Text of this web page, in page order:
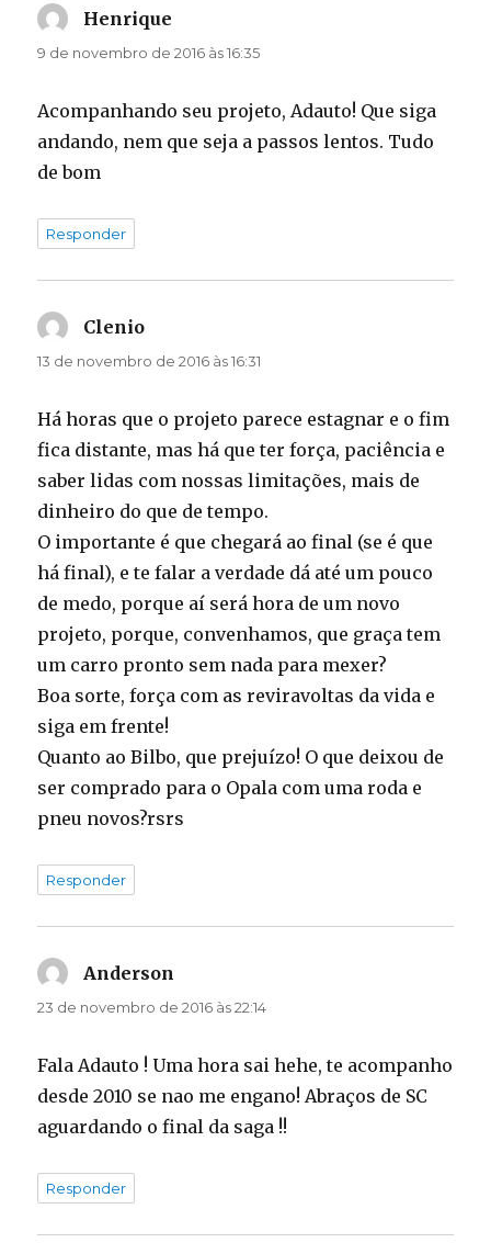
Henrique
9 de novembro de 2016 às 16:35
Acompanhando seu projeto, Adauto! Que siga
andando, nem que seja a passos lentos. Tudo
de bom
Responder
Clenio
13 de novembro de 2016 às 16:31
Há horas que o projeto parece estagnar e o fim
fica distante, mas há que ter força, paciência e
saber lidas com nossas limitações, mais de
dinheiro do que de tempo.
O importante é que chegará ao final (se é que
há final), e te falar a verdade dá até um pouco
de medo, porque aí será hora de um novo
projeto, porque, convenhamos, que graça tem
um carro pronto sem nada para mexer?
Boa sorte, força com as reviravoltas da vida e
siga em frente!
Quanto ao Bilbo, que prejuízo! O que deixou de
ser comprado para o Opala com uma roda e
pneu novos?rsrs
Responder
Anderson
23 de novembro de 2016 às 22:14
Fala Adauto ! Uma hora sai hehe, te acompanho
desde 2010 se nao me engano! Abraços de SC
aguardando o final da saga !!
Responder